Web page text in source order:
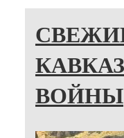
ВОЙНЫ